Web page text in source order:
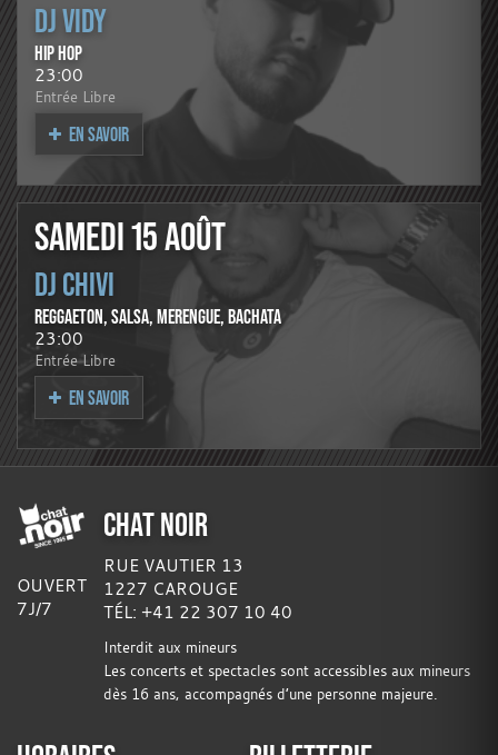
DJ VIDY
HIP HOP
23:00
Entrée Libre
EN SAVOIR
SAMEDI 15 AOÛT
DJ CHIVI
REGGAETON, SALSA, MERENGUE, BACHATA
23:00
Entrée Libre
EN SAVOIR
OUVERT
7J/7
CHAT NOIR
RUE VAUTIER 13
1227 CAROUGE
TÉL: +41 22 307 10 40
Interdit aux mineurs
Les concerts et spectacles sont accessibles aux mineurs
dès 16 ans, accompagnés d’une personne majeure.